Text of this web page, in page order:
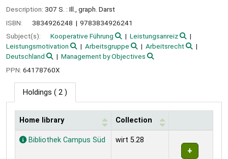
Description: 307 S. : Ill., graph. Darst
ISBN:
3834926248
9783834926241
Subject(s):
Kooperative Führung
Leistungsanreiz
Leistungsmotivation
Arbeitsgruppe
Arbeitsrecht
Deutschland
Management by Objectives
PPN: 64178760X
Holdings ( 2 )
Holdings
Home library Collection
Bibliothek Campus Süd wirt 5.28